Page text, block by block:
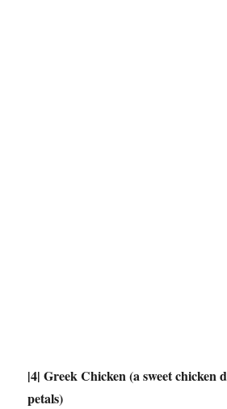
|4| Greek Chicken (a sweet chicken
petals)